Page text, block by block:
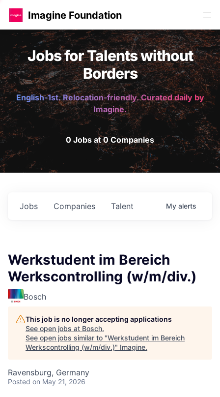
Imagine Foundation
Jobs for Talents without
Borders
English-1st. Relocation-friendly. Curated daily by
Imagine.
0 Jobs at 0 Companies
Jobs Companies Talent My alerts
Werkstudent im Bereich
Werkscontrolling (w/m/div.)
Bosch
This job is no longer accepting applications
See open jobs at Bosch.
See open jobs similar to "Werkstudent im Bereich
Werkscontrolling (w/m/div.)" Imagine.
Ravensburg, Germany
Posted on May 21, 2026